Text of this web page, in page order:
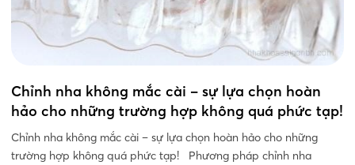
Chỉnh nha không mắc cài – sự lựa chọn hoàn
hảo cho những trường hợp không quá phức tạp!
Chỉnh nha không mắc cài – sự lựa chọn hoàn hảo cho những
trường hợp không quá phức tạp! Phương pháp chỉnh nha